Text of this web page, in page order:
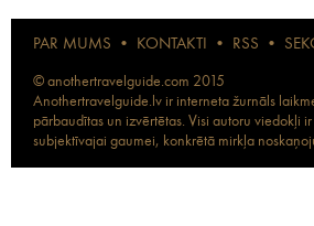
PAR MUMS • KONTAKTI • RSS •
© anothertravelguide.com 2015
Anothertravelguide.lv ir interneta žurnāls
pārbaudītas un izvērtētas. Visi autoru viedokļi
subjektīvajai gaumei, konkrētā mirkļa